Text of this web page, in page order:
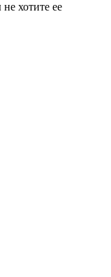
хотите ее